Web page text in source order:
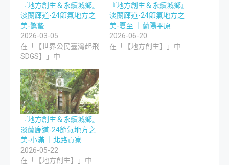
『地方創生＆永續城鄉』
淡蘭廊道-24節氣地方之
美-驚蟄
2026-03-05
在「【世界公民臺灣起飛
SDGS】」中
『地方創生＆永續城鄉』
淡蘭廊道-24節氣地方之
美-夏至 ｜蘭陽平原
2026-06-20
在「【地方創生】」中
『地方創生＆永續城鄉』
淡蘭廊道-24節氣地方之
美-小滿 ｜北路貢寮
2026-05-22
在「【地方創生】」中